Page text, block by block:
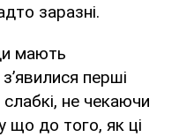
заразні.
мають
перші
не чекаючи
що до того, як ці